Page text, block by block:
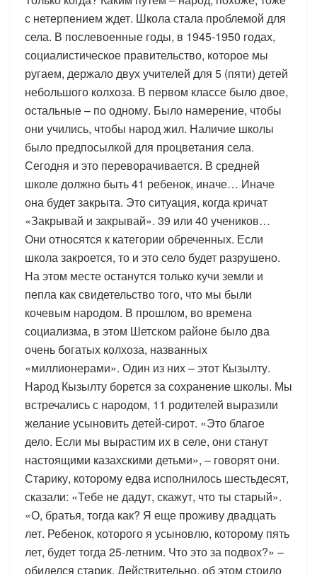
с нетерпением ждет. Школа стала проблемой для
села. В послевоенные годы, в 1945-1950 годах,
социалистическое правительство, которое мы
ругаем, держало двух учителей для 5 (пяти) детей
небольшого колхоза. В первом классе было двое,
остальные – по одному. Было намерение, чтобы
они учились, чтобы народ жил. Наличие школы
было предпосылкой для процветания села.
Сегодня и это переворачивается. В средней
школе должно быть 41 ребенок, иначе… Иначе
она будет закрыта. Это ситуация, когда кричат
«Закрывай и закрывай». 39 или 40 учеников…
Они относятся к категории обреченных. Если
школа закроется, то и это село будет разрушено.
На этом месте останутся только кучи земли и
пепла как свидетельство того, что мы были
кочевым народом. В прошлом, во времена
социализма, в этом Шетском районе было два
очень богатых колхоза, названных
«миллионерами». Один из них – этот Кызылту.
Народ Кызылту борется за сохранение школы. Мы
встречались с народом, 11 родителей выразили
желание усыновить детей-сирот. «Это благое
дело. Если мы вырастим их в селе, они станут
настоящими казахскими детьми», – говорят они.
Старику, которому едва исполнилось шестьдесят,
сказали: «Тебе не дадут, скажут, что ты старый».
«О, братья, тогда как? Я еще проживу двадцать
лет. Ребенок, которого я усыновлю, которому пять
лет, будет тогда 25-летним. Что это за подвох?» –
обиделся старик. Действительно, об этом стоило